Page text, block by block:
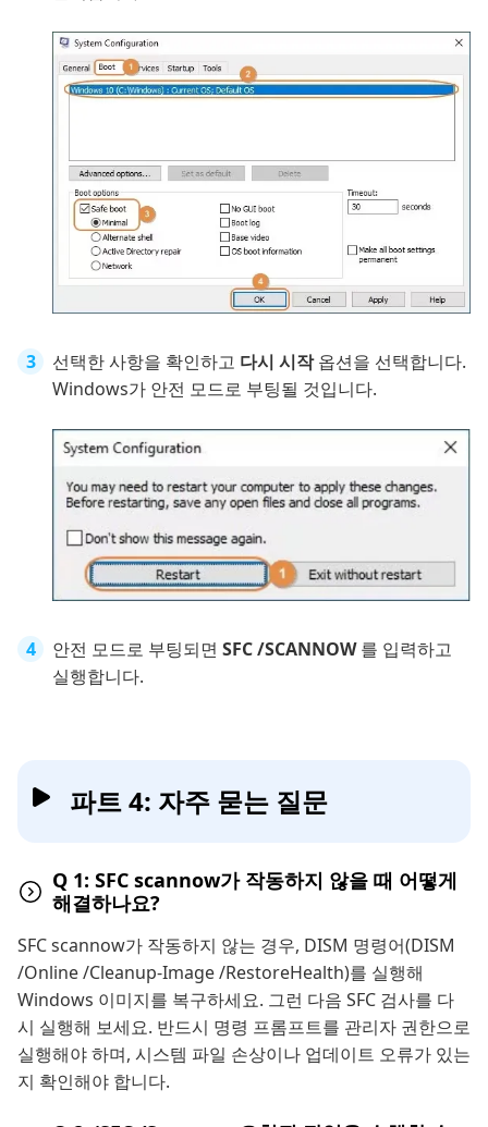
선택한 사항을 확인하고 다시 시작옵션을 선택합니다.
Windows가 안전 모드로 부팅될 것입니다.
안전 모드로 부팅되면 SFC /SCANNOW를 입력하고
실행합니다.
파트 4: 자주 묻는 질문
Q 1: SFC scannow가 작동하지 않을 때 어떻게
해결하나요?
SFC scannow가 작동하지 않는 경우, DISM 명령어(DISM
/Online /Cleanup-Image /RestoreHealth)를 실행해
Windows 이미지를 복구하세요. 그런 다음 SFC 검사를 다
시 실행해 보세요. 반드시 명령 프롬프트를 관리자 권한으로
실행해야 하며, 시스템 파일 손상이나 업데이트 오류가 있는
지 확인해야 합니다.